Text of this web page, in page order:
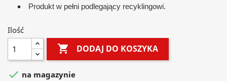
Produkt w pełni podlegający recyklingowi.
Ilość
 DODAJ DO KOSZYKA
 na magazynie